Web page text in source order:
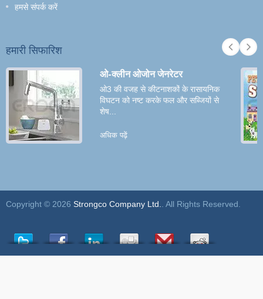
हमसे संपर्क करें
हमारी सिफारिश
ओ-क्लीन ओजोन जेनरेटर
ओ3 की वजह से कीटनाशकों के रासायनिक
विघटन को नष्ट करके फल और सब्जियों से
शेष...
अधिक पढ़ें
Copyright © 2026 Strongco Company Ltd.. All Rights Reserved.